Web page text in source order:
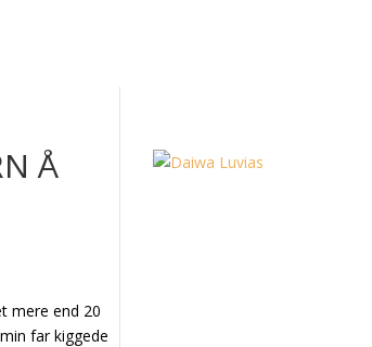
Å
mere end 20
far kiggede